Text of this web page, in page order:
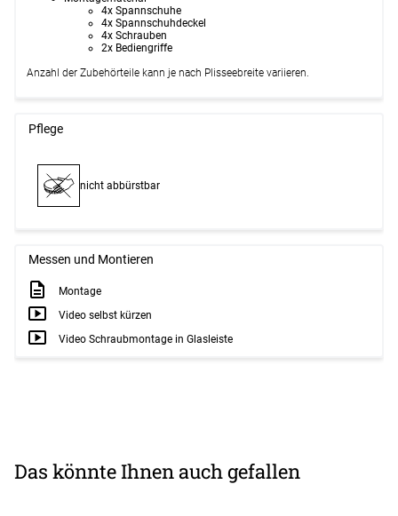
4x Spannschuhe
4x Spannschuhdeckel
4x Schrauben
2x Bediengriffe
Anzahl der Zubehörteile kann je nach Plisseebreite variieren.
Pflege
nicht abbürstbar
Messen und Montieren
Montage
Video selbst kürzen
Video Schraubmontage in Glasleiste
Das könnte Ihnen auch gefallen